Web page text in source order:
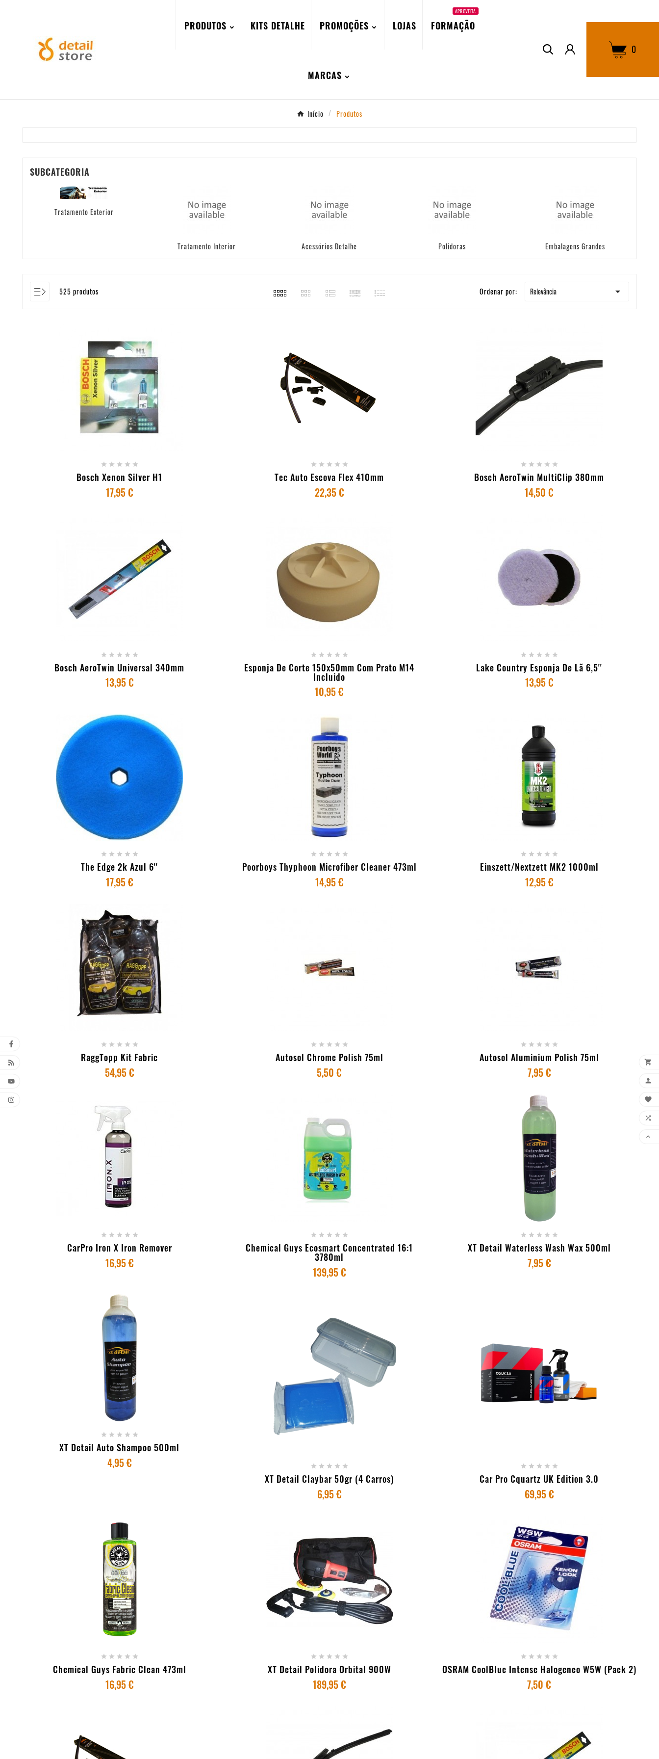
PRODUTOS KITS DETALHE PROMOÇÕES LOJAS FORMAÇÃO
APROVEITA
MARCAS
0
Início Produtos
SUBCATEGORIA
Tratamento Exterior
Tratamento Interior Acessórios Detalhe Polidoras Embalagens Grandes
525 produtos Ordenar por: Relevância 
- ESGOTADO
    
Bosch Xenon Silver H1
17,95 €
    
Tec Auto Escova Flex 410mm
22,35 €
+ ADICIONAR AO CARRINHO
    
Bosch AeroTwin MultiClip 380mm
14,50 €
+ ADICIONAR AO CARRINHO
    
Bosch AeroTwin Universal 340mm
13,95 €
+ ADICIONAR AO CARRINHO
    
Esponja De Corte 150x50mm Com Prato M14
Incluido
10,95 €
    
Lake Country Esponja De Lã 6,5''
13,95 €
+ ADICIONAR AO CARRINHO
    
The Edge 2k Azul 6''
17,95 €
+ ADICIONAR AO CARRINHO
    
Poorboys Thyphoon Microfiber Cleaner 473ml
14,95 €
+ ADICIONAR AO CARRINHO
    
Einszett/Nextzett MK2 1000ml
12,95 €
+ ADICIONAR AO CARRINHO
    
RaggTopp Kit Fabric
54,95 €
    
Autosol Chrome Polish 75ml
5,50 €
    
Autosol Aluminium Polish 75ml
7,95 €
- ESGOTADO
    
CarPro Iron X Iron Remover
16,95 €
+ ADICIONAR AO CARRINHO
    
Chemical Guys Ecosmart Concentrated 16:1
3780ml
139,95 €
+ ADICIONAR AO CARRINHO
    
XT Detail Waterless Wash Wax 500ml
7,95 €
+ ADICIONAR AO CARRINHO
    
XT Detail Auto Shampoo 500ml
4,95 €
+ ADICIONAR AO CARRINHO
    
XT Detail Claybar 50gr (4 Carros)
6,95 €
    
Car Pro Cquartz UK Edition 3.0
69,95 €
+ ADICIONAR AO CARRINHO
    
Chemical Guys Fabric Clean 473ml
16,95 €
+ ADICIONAR AO CARRINHO
    
XT Detail Polidora Orbital 900W
189,95 €
+ ADICIONAR AO CARRINHO
    
OSRAM CoolBlue Intense Halogeneo W5W (Pack 2)
7,50 €




